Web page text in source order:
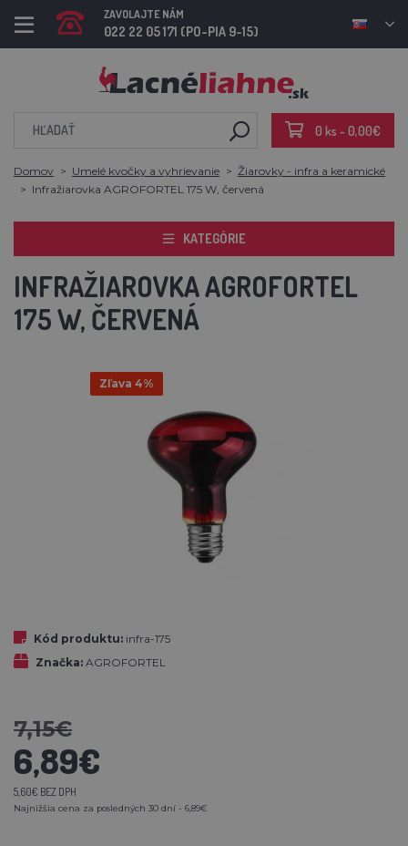
ZAVOLAJTE NÁM
022 22 05 171 (PO-PIA 9-15)
0 ks - 0,00€
Domov Umelé kvočky a vyhrievanie
Žiarovky - infra a keramické
Infražiarovka AGROFORTEL 175 W, červená
KATEGÓRIE
INFRAŽIAROVKA AGROFORTEL
175 W, ČERVENÁ
Zľava 4%
Kód produktu: infra-175
Značka: AGROFORTEL
7,15€
6,89€
5,60€ BEZ DPH
Najnižšia cena za posledných 30 dní - 6,89€